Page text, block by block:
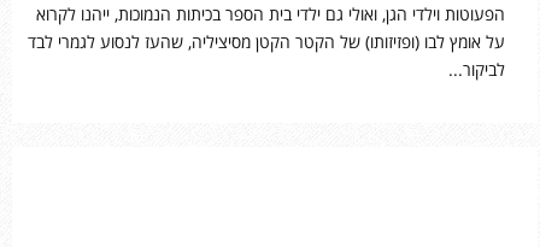
הפעוטות וילדי הגן, ואולי גם ילדי בית הספר בכיתות הנמוכות, ייהנו לקרוא
על אומץ לבו (ופזיזותו) של הקטר הקטן מסיציליה, שהעז לנסוע לגמרי לבד
לביקור...